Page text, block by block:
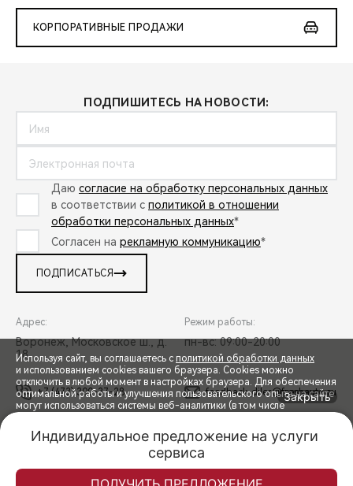
СПЕЦПРЕДЛОЖЕНИЯ
ЗАПИСЬ НА ТЕСТ-ДРАЙВ
КОРПОРАТИВНЫЕ ПРОДАЖИ
ПОДПИШИТЕСЬ НА НОВОСТИ:
Даю согласие на обработку персональных данных
в соответствии с политикой в отношении
обработки персональных данных*
Согласен на рекламную коммуникацию*
ПОДПИСАТЬСЯ
Адрес:
Воронеж, Московское ш., д.
18
Режим работы:
пн-вс: 09:00-20:00
+7 (473) 300-37-28 feedback_diler@freshauto.ru
© 2026 ООО «ТЕНЕТ РУС»
ПРАВОВАЯ ИНФОРМАЦИЯ КОНТАКТЫ КЛИЕНТСКАЯ ПОДДЕРЖКА
Используя сайт, вы соглашаетесь с политикой обработки данных
и использованием cookies вашего браузера. Cookies можно
отключить в любой момент в настройках браузера. Для обеспечения
оптимальной работы и улучшения пользовательского опыта на сайте
могут использоваться системы веб-аналитики (в том числе
с применением указанных технологий и размещением cookie-
файлов.
Закрыть
Индивидуальное предложение на услуги
сервиса
Акции Заказать
Спецпредложения